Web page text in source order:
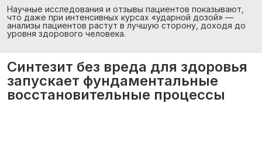
Научные исследования и отзывы пациентов показывают,
что даже при интенсивных курсах «ударной дозой» —
анализы пациентов растут в лучшую сторону, доходя до
уровня здорового человека.
Синтезит без вреда для здоровья
запускает фундаментальные
восстановительные процессы